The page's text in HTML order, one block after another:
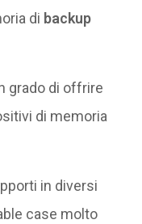
di backup
grado di offrire
di memoria
in diversi
case molto